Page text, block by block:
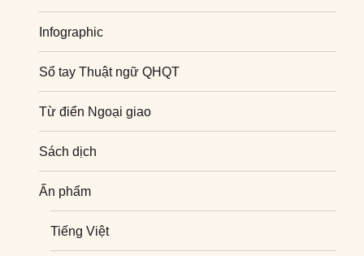
Infographic
Sổ tay Thuật ngữ QHQT
Từ điển Ngoại giao
Sách dịch
Ấn phẩm
Tiếng Việt